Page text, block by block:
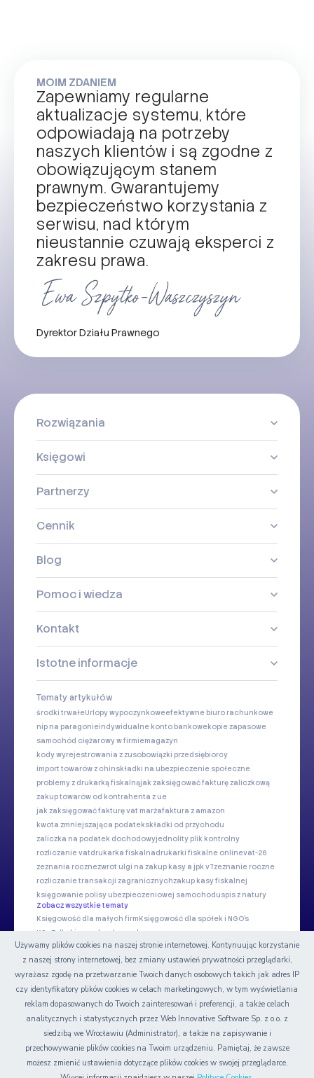
MOIM ZDANIEM
Zapewniamy regularne
aktualizacje systemu, które
odpowiadają na potrzeby
naszych klientów i są zgodne z
obowiązującym stanem
prawnym. Gwarantujemy
bezpieczeństwo korzystania z
serwisu, nad którym
nieustannie czuwają eksperci z
zakresu prawa.
Dyrektor Działu Prawnego
Rozwiązania
Księgowi
Partnerzy
Cennik
Blog
Pomoc i wiedza
Kontakt
Istotne informacje
Tematy artykułów
środki trwałeUrlopy wypoczynkoweefektywne biuro rachunkowe
nip na paragonieindywidualne konto bankowekopie zapasowe
samochód ciężarowy w firmiemagazyn
kody wyrejestrowania z zusobowiązki przedsiębiorcy
import towarów z chinskładki na ubezpieczenie społeczne
problemy z drukarką fiskalnąjak zaksięgować fakturę zaliczkową
zakup towarów od kontrahenta z ue
jak zaksięgować fakturę vat marżafaktura z amazon
kwota zmniejszająca podatekskładki od przychodu
zaliczka na podatek dochodowyjednolity plik kontrolny
rozliczanie vatdrukarka fiskalnadrukarki fiskalne onlinevat-26
zeznania rocznezwrot ulgi na zakup kasy a jpk v7zeznanie roczne
rozliczanie transakcji zagranicznychzakup kasy fiskalnej
księgowanie polisy ubezpieczeniowej samochoduspis z natury
Zobacz wszystkie tematy
Księgowość dla małych firmKsięgowość dla spółek i NGO's
KSeF dla biur rachunkowych
Nasze serwisy
Certyfikat
© Copyright 2006-2026 Web INnovative Software Sp. z o.o.
Używamy plików cookies na naszej stronie internetowej. Kontynuując korzystanie
z naszej strony internetowej, bez zmiany ustawień prywatności przeglądarki,
wyrażasz zgodę na przetwarzanie Twoich danych osobowych takich jak adres IP
czy identyfikatory plików cookies w celach marketingowych, w tym wyświetlania
reklam dopasowanych do Twoich zainteresowań i preferencji, a także celach
analitycznych i statystycznych przez Web Innovative Software Sp. z o.o. z
siedzibą we Wrocławiu (Administrator), a także na zapisywanie i
przechowywanie plików cookies na Twoim urządzeniu. Pamiętaj, że zawsze
możesz zmienić ustawienia dotyczące plików cookies w swojej przeglądarce.